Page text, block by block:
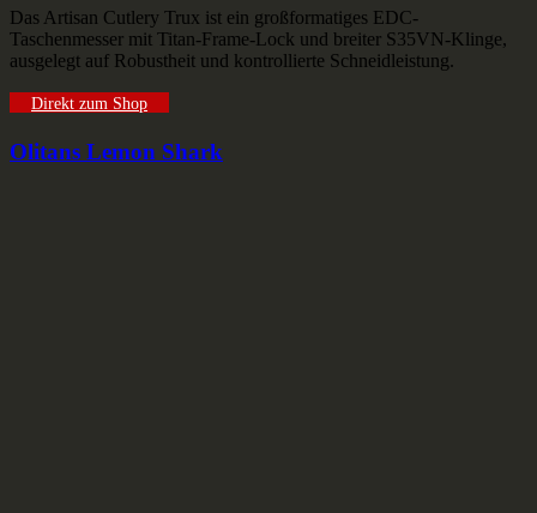
Das Artisan Cutlery Trux ist ein großformatiges EDC-
Taschenmesser mit Titan-Frame-Lock und breiter S35VN-Klinge,
ausgelegt auf Robustheit und kontrollierte Schneidleistung.
Direkt zum Shop
Olitans Lemon Shark